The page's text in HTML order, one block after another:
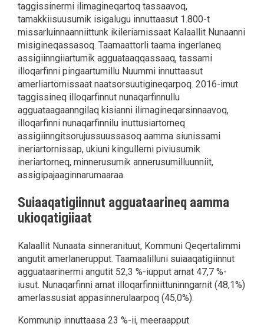
taggissinermi ilimagineqartoq tassaavoq,
tamakkiisuusumik isigalugu innuttaasut 1.800-t
missarluinnaanniittunk ikileriarnissaat Kalaallit Nunaanni
misigineqassasoq. Taamaattorli taama ingerlaneq
assigiinngiiartumik agguataaqqassaaq, tassami
illoqarfinni pingaartumillu Nuummi innuttaasut
amerliartornissaat naatsorsuutigineqarpoq. 2016-imut
taggissineq illoqarfinnut nunaqarfinnullu
agguataagaanngilaq kisianni ilimagineqarsinnaavoq,
illoqarfinni nunaqarfinnilu inuttusiartorneq
assigiinngitsorujussuussasoq aamma siunissami
ineriartornissap, ukiuni kingullerni piviusumik
ineriartorneq, minnerusumik annerusumilluunniit,
assigipajaaginnarumaaraa.
Suiaaqatigiinnut agguataarineq aamma
ukioqatigiiaat
Kalaallit Nunaata sinneranituut, Kommuni Qeqertalimmi
angutit amerlanerupput. Taamaalilluni suiaaqatigiinnut
agguataarinermi angutit 52,3 %-iupput arnat 47,7 %-
iusut. Nunaqarfinni arnat illoqarfinniittuninngarnit (48,1%)
amerlassusiat appasinnerulaarpoq (45,0%).
Kommunip innuttaasa 23 %-ii, meeraapput